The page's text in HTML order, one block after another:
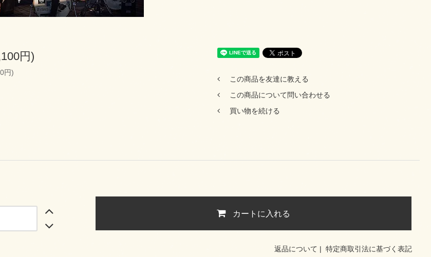
円)
円)
この商品を友達に教える
この商品について問い合わせる
買い物を続ける
カートに入れる
返品について | 特定商取引法に基づく表記